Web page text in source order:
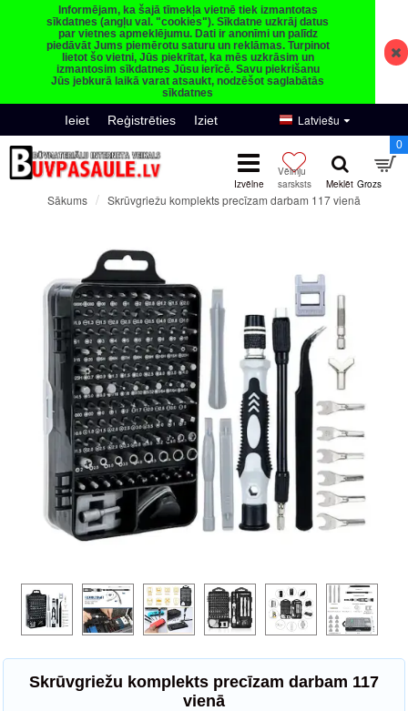
Informējam, ka šajā tīmekļa vietnē tiek izmantotas
sīkdatnes (angļu val. "cookies"). Sīkdatne uzkrāj datus
par vietnes apmeklējumu. Dati ir anonīmi un palīdz
piedāvāt Jums piemērotu saturu un reklāmas. Turpinot
lietot šo vietni, Jūs piekrītat, ka mēs uzkrāsim un
izmantosim sīkdatnes Jūsu ierīcē. Savu piekrišanu
Jūs jebkurā laikā varat atsaukt, nodzēšot saglabātās
sīkdatnes
Ieiet Reģistrēties Iziet Latviešu
0
Sākums Skrūvgriežu komplekts precīzam darbam 117 vienā
Skrūvgriežu komplekts precīzam darbam 117
vienā